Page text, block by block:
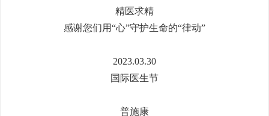
精医求精
感谢您们用“心”守护生命的“律动”
2023.03.30
国际医生节
普施康